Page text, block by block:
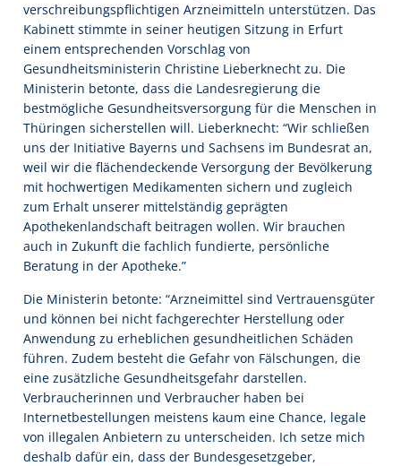
verschreibungspflichtigen Arzneimitteln unterstützen. Das
Kabinett stimmte in seiner heutigen Sitzung in Erfurt
einem entsprechenden Vorschlag von
Gesundheitsministerin Christine Lieberknecht zu. Die
Ministerin betonte, dass die Landesregierung die
bestmögliche Gesundheitsversorgung für die Menschen in
Thüringen sicherstellen will. Lieberknecht: “Wir schließen
uns der Initiative Bayerns und Sachsens im Bundesrat an,
weil wir die flächendeckende Versorgung der Bevölkerung
mit hochwertigen Medikamenten sichern und zugleich
zum Erhalt unserer mittelständig geprägten
Apothekenlandschaft beitragen wollen. Wir brauchen
auch in Zukunft die fachlich fundierte, persönliche
Beratung in der Apotheke.”
Die Ministerin betonte: “Arzneimittel sind Vertrauensgüter
und können bei nicht fachgerechter Herstellung oder
Anwendung zu erheblichen gesundheitlichen Schäden
führen. Zudem besteht die Gefahr von Fälschungen, die
eine zusätzliche Gesundheitsgefahr darstellen.
Verbraucherinnen und Verbraucher haben bei
Internetbestellungen meistens kaum eine Chance, legale
von illegalen Anbietern zu unterscheiden. Ich setze mich
deshalb dafür ein, dass der Bundesgesetzgeber,